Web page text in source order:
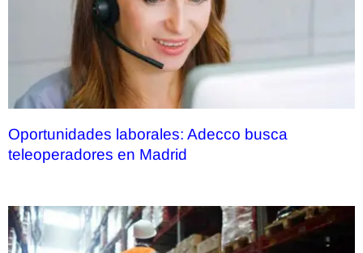
Oportunidades laborales: Adecco busca
teleoperadores en Madrid